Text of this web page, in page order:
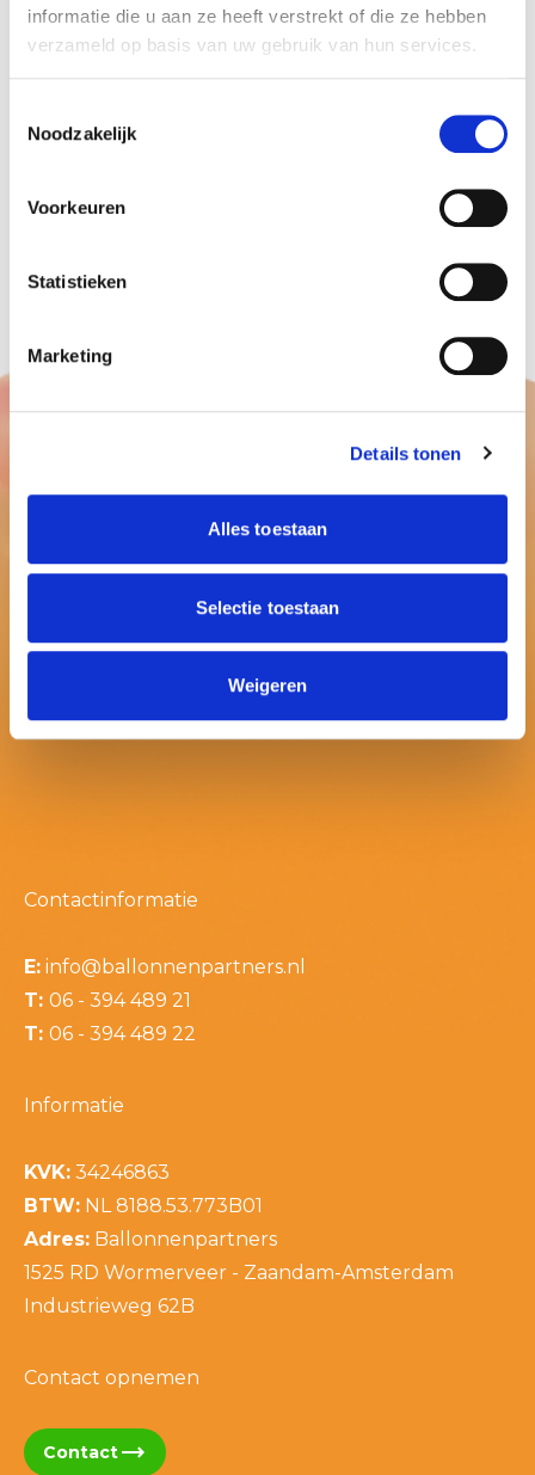
informatie die u aan ze heeft verstrekt of die ze hebben
verzameld op basis van uw gebruik van hun services.
Noodzakelijk
Voorkeuren
Statistieken
Marketing
Details tonen
Alles toestaan
Selectie toestaan
Weigeren
Ook een bedrijfsopening?
Contactinformatie
E: info@ballonnenpartners.nl
T: 06 - 394 489 21
T: 06 - 394 489 22
Informatie
KVK: 34246863
BTW: NL 8188.53.773B01
Adres: Ballonnenpartners
1525 RD Wormerveer - Zaandam-Amsterdam
Industrieweg 62B
Contact opnemen
Contacttrending_flat